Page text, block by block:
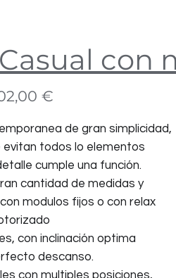
con
€
de gran simplicidad,
evitan todos lo elementos
cumple una función.
cantidad de medidas y
modulos fijos o con relax
con inclinación optima
descanso.
con multiples posiciones,